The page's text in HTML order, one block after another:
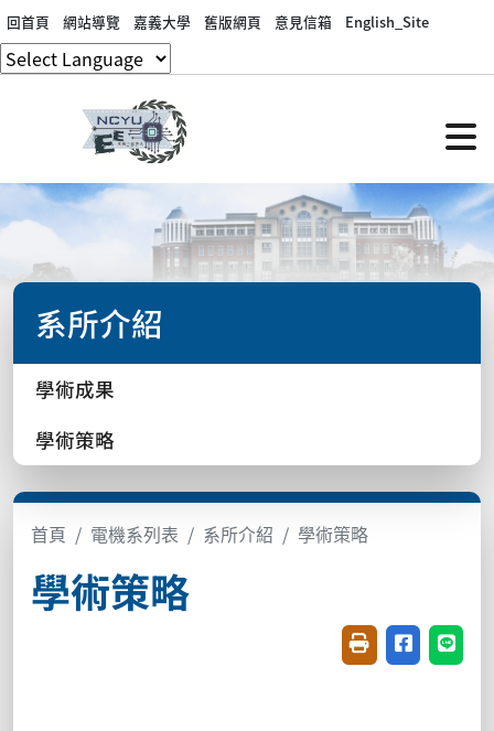
回首頁 網站導覽 嘉義大學 舊版網頁 意見信箱 English_Site
系所介紹
學術成果
學術策略
首頁 電機系列表 系所介紹 學術策略
學術策略
友善列印(開新視
分享至臉書
分享